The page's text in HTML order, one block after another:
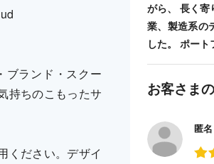
ブランド・スクー
持ちのこもったサ
ください。デザイ
がら、 長く寄
業、製造系の
した。 ポー
お客さま
匿名